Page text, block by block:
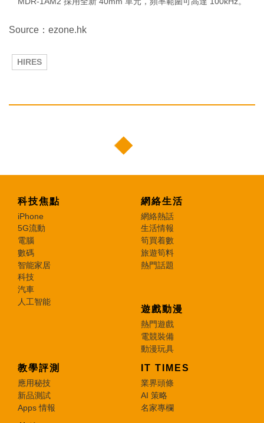
Source：ezone.hk
HIRES
科技焦點
iPhone
5G流動
電腦
數碼
智能家居
科技
汽車
人工智能
網絡生活
網絡熱話
生活情報
筍買着數
旅遊筍料
熱門話題
遊戲動漫
熱門遊戲
電競裝備
動漫玩具
教學評測
應用秘技
新品測試
Apps 情報
IT TIMES
業界頭條
AI 策略
名家專欄